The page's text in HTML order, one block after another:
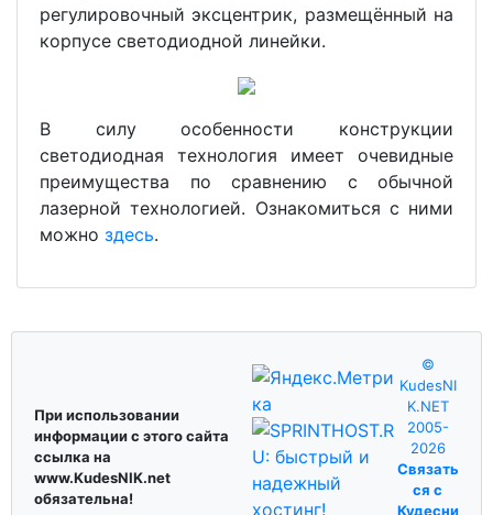
регулировочный эксцентрик, размещённый на
корпусе светодиодной линейки.
В силу особенности конструкции
светодиодная технология имеет очевидные
преимущества по сравнению с обычной
лазерной технологией. Ознакомиться с ними
можно здесь.
При использовании
информации с этого сайта
ссылка на
www.KudesNIK.net
обязательна!
©
KudesNI
K.NET
2005-
2026
Связать
ся с
Кудесни